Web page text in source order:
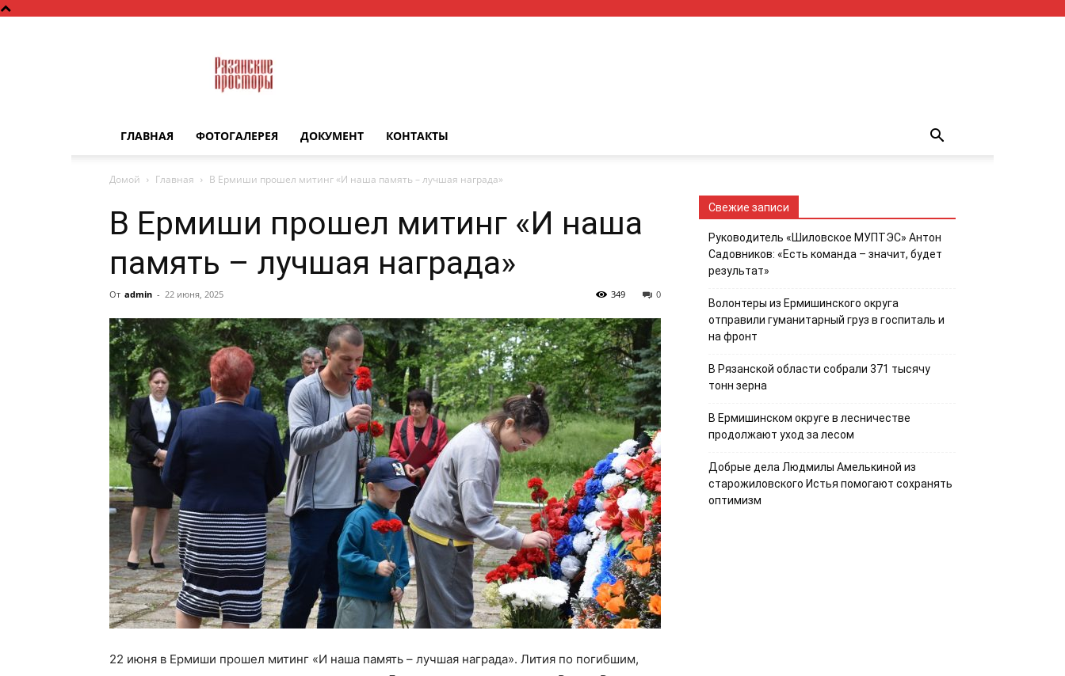
просторы
ГЛАВНАЯ ФОТОГАЛЕРЕЯ ДОКУМЕНТ КОНТАКТЫ
Домой Главная В Ермиши прошел митинг «И наша память – лучшая награда»
В Ермиши прошел митинг «И наша
память – лучшая награда»
От admin - 22 июня, 2025 0
349
22 июня в Ермиши прошел митинг «И наша память – лучшая награда». Лития по погибшим,
Свежие записи
Руководитель «Шиловское МУПТЭС» Антон
Садовников: «Есть команда – значит, будет
результат»
Волонтеры из Ермишинского округа
отправили гуманитарный груз в госпиталь и
на фронт
В Рязанской области собрали 371 тысячу
тонн зерна
В Ермишинском округе в лесничестве
продолжают уход за лесом
Добрые дела Людмилы Амелькиной из
старожиловского Истья помогают сохранять
оптимизм